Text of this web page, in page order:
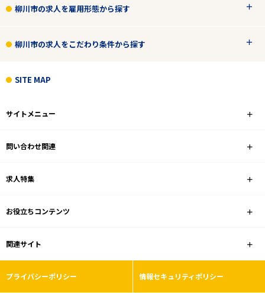
柳川市の求人を雇用形態から探す
柳川市の求人をこだわり条件から探す
SITE MAP
サイトメニュー
問い合わせ関連
求人特集
お役立ちコンテンツ
関連サイト
プライバシーポリシー 情報セキュリティポリシー